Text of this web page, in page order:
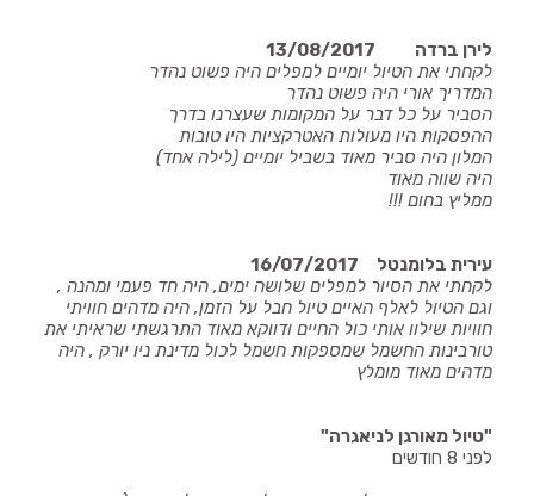
לירן ברדה 13/08/2017
לקחתי את הטיול יומיים למפלים היה פשוט נהדר
המדריך אורי היה פשוט נהדר
הסביר על כל דבר על המקומות שעצרנו בדרך
ההפסקות היו מעולות האטרקציות היו טובות
המלון היה סביר מאוד בשביל יומיים (לילה אחד)
היה שווה מאוד
ממליץ בחום !!!
עירית בלומנטל 16/07/2017
לקחתי את הסיור למפלים שלושה ימים, היה חד פעמי ומהנה ,
וגם הטיול לאלף האיים טיול חבל על הזמן, היה מדהים חוויתי
חוויות שילוו אותי כול החיים ודווקא מאוד התרגשתי שראיתי את
טורבינות החשמל שמספקות חשמל לכול מדינת ניו יורק , היה
מדהים מאוד מומלץ
"טיול מאורגן לניאגרה"
לפני 8 חודשים